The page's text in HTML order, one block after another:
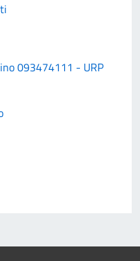
093474111 - URP